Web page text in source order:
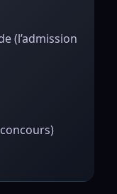
(l’admission